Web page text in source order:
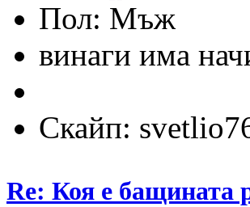
Пол:
винаги има
Скайп:
Re: Коя е бащината